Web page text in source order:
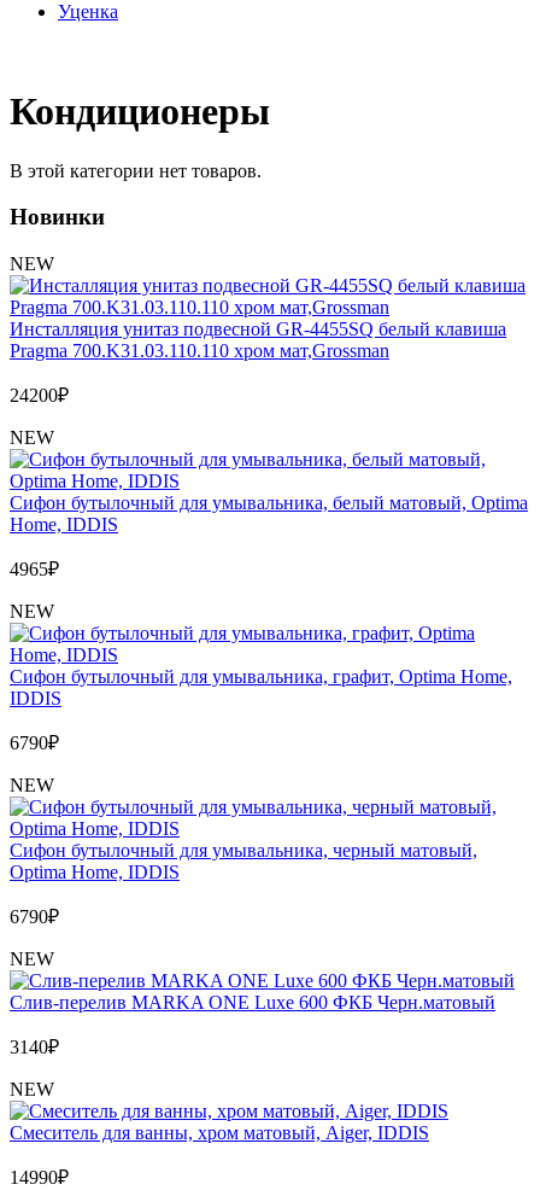
Уценка
Кондиционеры
В этой категории нет товаров.
Новинки
NEW
Инсталляция унитаз подвесной GR-4455SQ белый клавиша
Pragma 700.K31.03.110.110 хром мат,Grossman
24200₽
NEW
Сифон бутылочный для умывальника, белый матовый, Optima
Home, IDDIS
4965₽
NEW
Сифон бутылочный для умывальника, графит, Optima Home,
IDDIS
6790₽
NEW
Сифон бутылочный для умывальника, черный матовый,
Optima Home, IDDIS
6790₽
NEW
Слив-перелив MARKA ONE Luxe 600 ФКБ Черн.матовый
3140₽
NEW
Cмеситель для ванны, хром матовый, Aiger, IDDIS
14990₽